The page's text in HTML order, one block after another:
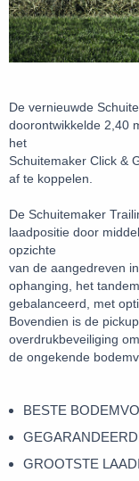
De vernieuwde
doorontwikkelde 2,40
het
Schuitemaker Click &
af te koppelen.
De Schuitemaker
laadpositie door
opzichte
van de aangedreven
ophanging, het
gebalanceerd, met
Bovendien is de
overdrukbeveiliging
de ongekende
BESTE
GROOTSTE